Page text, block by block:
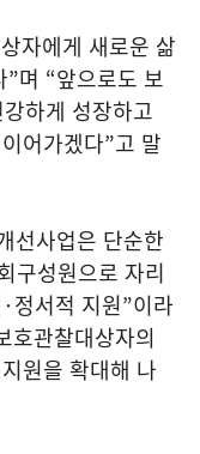
자에게 새로운 삶
”며 “앞으로도 보
하게 성장하고
어가겠다”고 말
선사업은 단순한
구성원으로 자리
·정서적 지원”이라
호관찰대상자의
원을 확대해 나